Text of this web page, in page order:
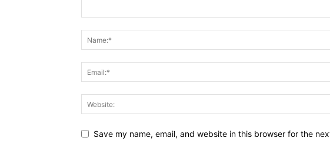
Save my name, email, and website in this browser for the